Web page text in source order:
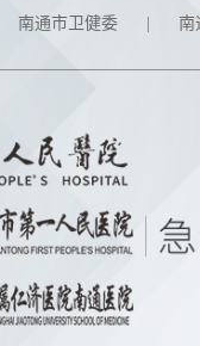
南通市卫健委